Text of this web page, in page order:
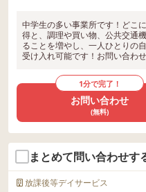
中学生の多い事業所です！どこ
得と、調理や買い物、公共交通
ることを増やし、一人ひとりの
受け入れ可能です！お問い合わ
1分で完了！
お問い合わせ
(無料)
まとめて問い合わせす
放課後等デイサービス